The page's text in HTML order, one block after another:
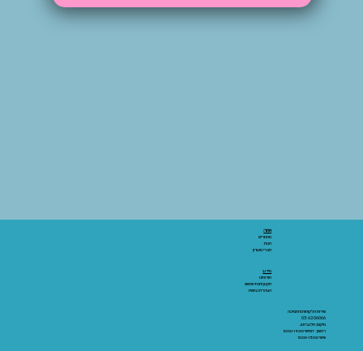
שירות הלקוחות והתמיכה
03-6206066
מיקום: אלנבי 43
ראשון - חמישי 10:00-19:00
שישי 10:00-15:00
אתר:
מאמרים
חנות
חברי מועדון
מידע:
אודותינו
תקנון ותנאי שימוש
הצהרת נגישות